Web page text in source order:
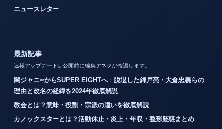
ニュースレター
最新記事
速報アップデートは公開前に編集デスクが確認します。
関ジャニ∞からSUPER EIGHTへ：脱退した錦戸亮・大倉忠義らの
理由と改名の経緯を2024年徹底解説
教会とは？意味・役割・宗派の違いを徹底解説
カノックスターとは？活動休止・炎上・年収・整形疑惑まとめ